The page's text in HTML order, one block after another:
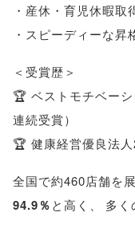
・産休・育児休暇取
・スピーディーな
＜受賞歴＞
🏆 ベストモチベー
連続受賞）
🏆 健康経営優良法
全国で約460店舗を
94.9％と高く 多く